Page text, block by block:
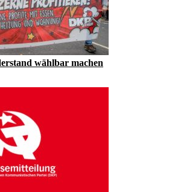
wählbar machen